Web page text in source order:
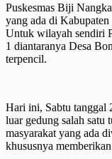
Puskesmas Biji
yang ada di Kabupaten
Untuk wilayah sendiri
1 diantaranya Desa
terpencil.
Hari ini, Sabtu tanggal
luar gedung salah satu
masyarakat yang ada
khususnya